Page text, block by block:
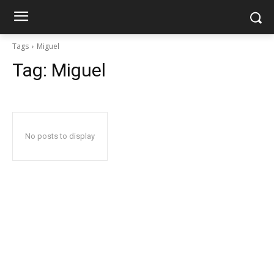
Tags Miguel
Tag: Miguel
No posts to display